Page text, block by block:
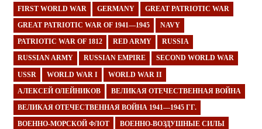
FIRST WORLD WAR GERMANY GREAT PATRIOTIC WAR
GREAT PATRIOTIC WAR OF 1941—1945 NAVY
PATRIOTIC WAR OF 1812 RED ARMY RUSSIA
RUSSIAN ARMY RUSSIAN EMPIRE SECOND WORLD WAR
USSR WORLD WAR I WORLD WAR II
АЛЕКСЕЙ ОЛЕЙНИКОВ ВЕЛИКАЯ ОТЕЧЕСТВЕННАЯ ВОЙНА
ВЕЛИКАЯ ОТЕЧЕСТВЕННАЯ ВОЙНА 1941—1945 ГГ.
ВОЕННО-МОРСКОЙ ФЛОТ ВОЕННО-ВОЗДУШНЫЕ СИЛЫ